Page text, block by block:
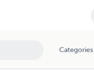
Categories